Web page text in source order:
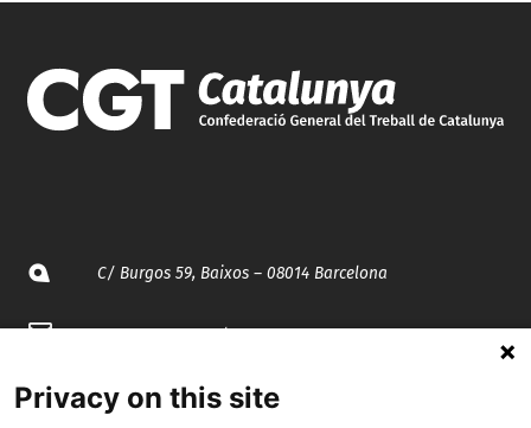
C/ Burgos 59, Baixos – 08014 Barcelona
spccc@spcgtcatalunya.cat
935 120 481
Privacy on this site